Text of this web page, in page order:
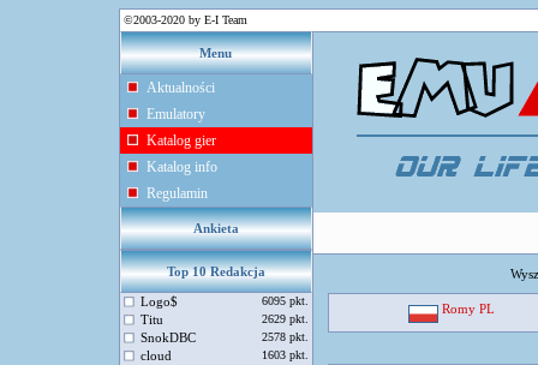
©2003-2020 by E-I Team
Menu
Aktualności
Emulatory
Katalog gier
Katalog info
Regulamin
Ankieta
Top 10 Redakcja
Logo$ 6095 pkt.
Titu 2629 pkt.
SnokDBC 2578 pkt.
cloud 1603 pkt.
Romy PL